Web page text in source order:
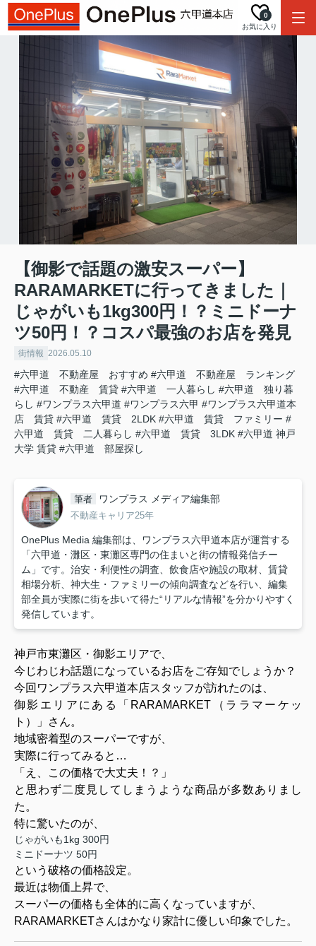
お気に入り
0
【御影で話題の激安スーパー】
RARAMARKETに行ってきました｜
じゃがいも1kg300円！？ミニドーナ
ツ50円！？コスパ最強のお店を発見
街情報 2026.05.10
#六甲道 不動産屋 おすすめ #六甲道 不動産屋 ランキング
#六甲道 不動産 賃貸 #六甲道 一人暮らし #六甲道 独り暮
らし #ワンプラス六甲道 #ワンプラス六甲 #ワンプラス六甲道本
店 賃貸 #六甲道 賃貸 2LDK #六甲道 賃貸 ファミリー #
六甲道 賃貸 二人暮らし #六甲道 賃貸 3LDK #六甲道 神戸
大学 賃貸 #六甲道 部屋探し
筆者 ワンプラス メディア編集部
不動産キャリア25年
OnePlus Media 編集部は、ワンプラス六甲道本店が運営する
「六甲道・灘区・東灘区専門の住まいと街の情報発信チー
ム」です。治安・利便性の調査、飲食店や施設の取材、賃貸
相場分析、神大生・ファミリーの傾向調査などを行い、編集
部全員が実際に街を歩いて得た“リアルな情報”を分かりやすく
発信しています。
神戸市東灘区・御影エリアで、
今じわじわ話題になっているお店をご存知でしょうか？
今回ワンプラス六甲道本店スタッフが訪れたのは、
御影エリアにある「RARAMARKET（ララマーケッ
ト）」さん。
地域密着型のスーパーですが、
実際に行ってみると…
「え、この価格で大丈夫！？」
と思わず二度見してしまうような商品が多数ありまし
た。
特に驚いたのが、
じゃがいも1kg 300円
ミニドーナツ 50円
という破格の価格設定。
最近は物価上昇で、
スーパーの価格も全体的に高くなっていますが、
RARAMARKETさんはかなり家計に優しい印象でした。